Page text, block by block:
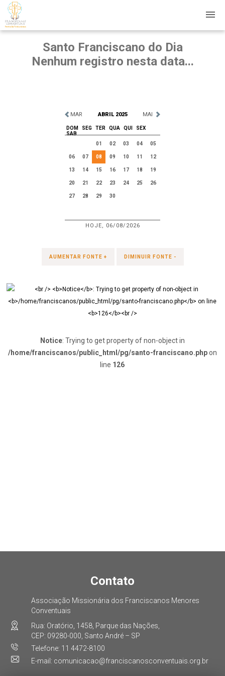
Santo Franciscano do Dia
Nenhum registro nesta data...
MAR ABRIL 2025 MAI
DOM SEG TER QUA QUI
SEX
SAB
01
02 03 04 05
06 07 08 09 10 11 12
13 14 15 16 17 18 19
20 21 22 23 24 25 26
27 28 29 30
HOJE, 06/08/2026
AUMENTAR FONTE + DIMINUIR FONTE -
Notice: Trying to get property of non-object in
/home/franciscanos/public_html/pg/santo-franciscano.phpon
line 126
Contato
Associação Missionária dos Franciscanos Menores
Conventuais
Rua: Oratório, 1458, Parque das Nações,
CEP: 09280-000, Santo André – SP
Telefone: 11 4472-8100
E-mail: comunicacao@franciscanosconventuais.org.br